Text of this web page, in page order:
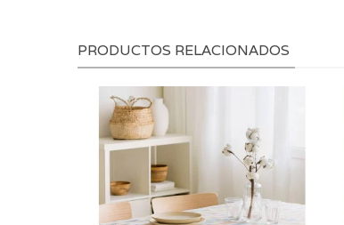
PRODUCTOS RELACIONADOS